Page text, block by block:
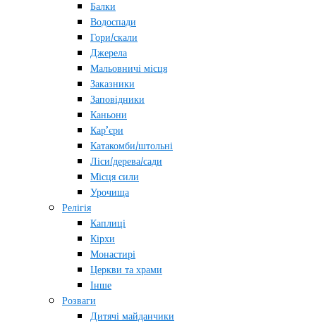
Балки
Водоспади
Гори/скали
Джерела
Мальовничі місця
Заказники
Заповідники
Каньони
Кар’єри
Катакомби/штольні
Ліси/дерева/сади
Місця сили
Урочища
Релігія
Каплиці
Кірхи
Монастирі
Церкви та храми
Інше
Розваги
Дитячі майданчики